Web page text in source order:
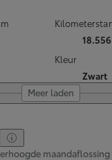
Kleur
Zwart
Meer laden